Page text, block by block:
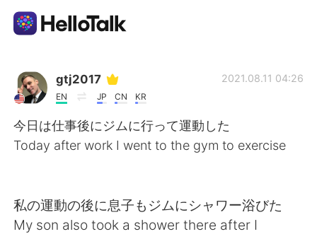
แอปแลกเปลี่ยนทางภาษา
ไทย
English 简体中文
gtj2017
EN JP CN KR
2021.08.11 04:26
今日は仕事後にジムに行って運動した
Today after work I went to the gym to exercise
私の運動の後に息子もジムにシャワー浴びた
My son also took a shower there after I